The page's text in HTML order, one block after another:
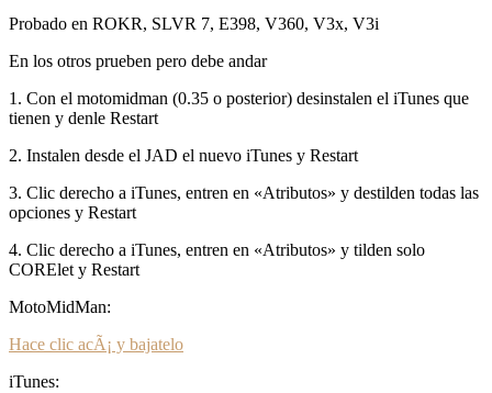
Probado en ROKR, SLVR 7, E398, V360, V3x, V3i
En los otros prueben pero debe andar
1. Con el motomidman (0.35 o posterior) desinstalen el iTunes que
tienen y denle Restart
2. Instalen desde el JAD el nuevo iTunes y Restart
3. Clic derecho a iTunes, entren en «Atributos» y destilden todas las
opciones y Restart
4. Clic derecho a iTunes, entren en «Atributos» y tilden solo
CORElet y Restart
MotoMidMan:
Hace clic acÃ¡ y bajatelo
iTunes: